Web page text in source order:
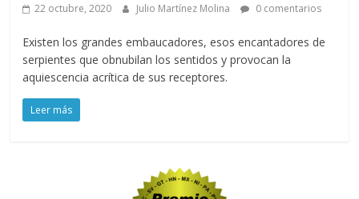
22 octubre, 2020 Julio Martínez Molina 0 comentarios
Existen los grandes embaucadores, esos encantadores de
serpientes que obnubilan los sentidos y provocan la
aquiescencia acrítica de sus receptores.
Leer más